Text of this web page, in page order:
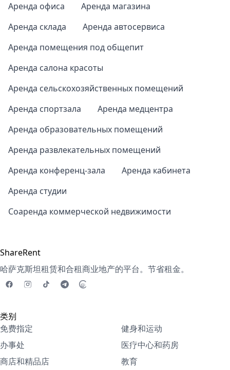
Аренда офиса
Аренда магазина
Аренда склада
Аренда автосервиса
Аренда помещения под общепит
Аренда салона красоты
Аренда сельскохозяйственных помещений
Аренда спортзала
Аренда медцентра
Аренда образовательных помещений
Аренда развлекательных помещений
Аренда конференц-зала
Аренда кабинета
Аренда студии
Соаренда коммерческой недвижимости
ShareRent
哈萨克斯坦租赁和合租商业地产的平台。节省租金。
类别
免费指定
办事处
商店和精品店
健身和运动
医疗中心和药房
教育